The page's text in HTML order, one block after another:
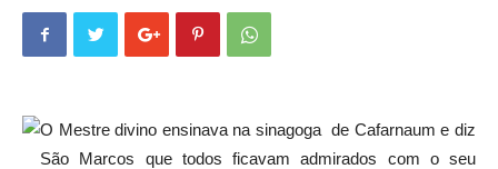
O Mestre divino ensinava na sinagoga de Cafarnaum e diz
São Marcos que todos ficavam admirados com o seu